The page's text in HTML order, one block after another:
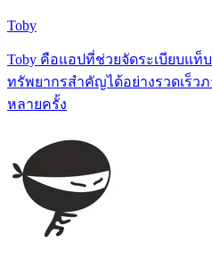
Toby
Toby คือแอปที่ช่วยจัดระเบียบแท็บ
ทรัพยากรสำคัญได้อย่างรวดเร็ว
หลายครั้ง